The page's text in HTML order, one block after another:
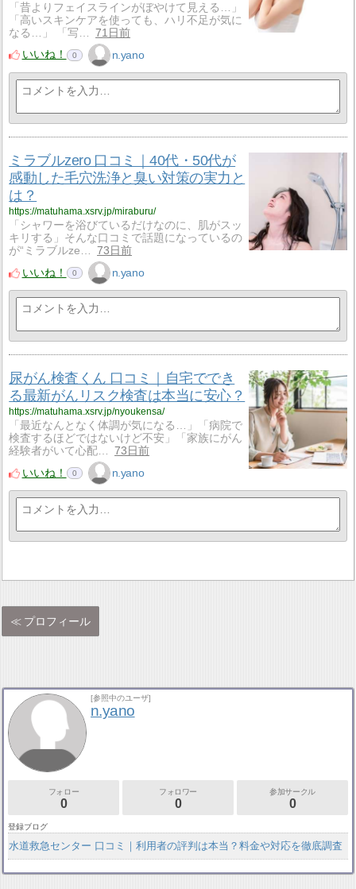
「昔よりフェイスラインがぼやけて見える…」
「高いスキンケアを使っても、ハリ不足が気に
なる…」 「写…
71日前
いいね！
0 n.yano
ミラブルzero 口コミ｜40代・50代が
感動した毛穴洗浄と臭い対策の実力と
は？
https://matuhama.xsrv.jp/miraburu/
「シャワーを浴びているだけなのに、肌がスッ
キリする」そんな口コミで話題になっているの
が“ミラブルze…
73日前
いいね！
0 n.yano
尿がん検査くん 口コミ｜自宅ででき
る最新がんリスク検査は本当に安心？
https://matuhama.xsrv.jp/nyoukensa/
「最近なんとなく体調が気になる…」「病院で
検査するほどではないけど不安」「家族にがん
経験者がいて心配…
73日前
いいね！
0 n.yano
プロフィール
[参照中のユーザ]
n.yano
フォロー
0
フォロワー
0
参加サークル
0
登録ブログ
水道救急センター 口コミ｜利用者の評判は本当？料金や対応を徹底調査